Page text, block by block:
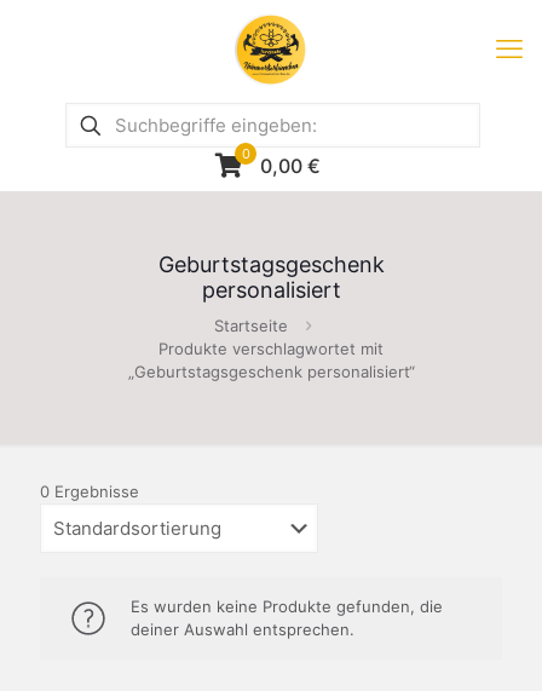
0 0,00 €
Geburtstagsgeschenk
personalisiert
Startseite
Produkte verschlagwortet mit
„Geburtstagsgeschenk personalisiert“
0 Ergebnisse
Es wurden keine Produkte gefunden, die
deiner Auswahl entsprechen.